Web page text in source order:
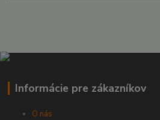
Informácie pre zákazníkov
O nás